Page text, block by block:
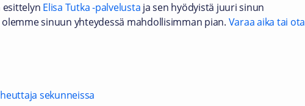
esittelyn Elisa Tutka -palvelusta ja sen hyödyistä juuri sinun
sinuun yhteydessä mahdollisimman pian. Varaa aika tai ota
sekunneissa